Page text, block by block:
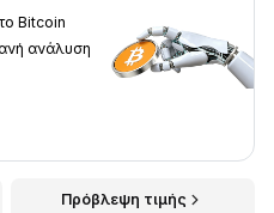
Bitcoin
ανάλυση
Πρόβλεψη τιμής